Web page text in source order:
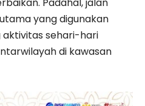
Padahal, jalan
yang digunakan
aktivitas sehari-hari
di kawasan